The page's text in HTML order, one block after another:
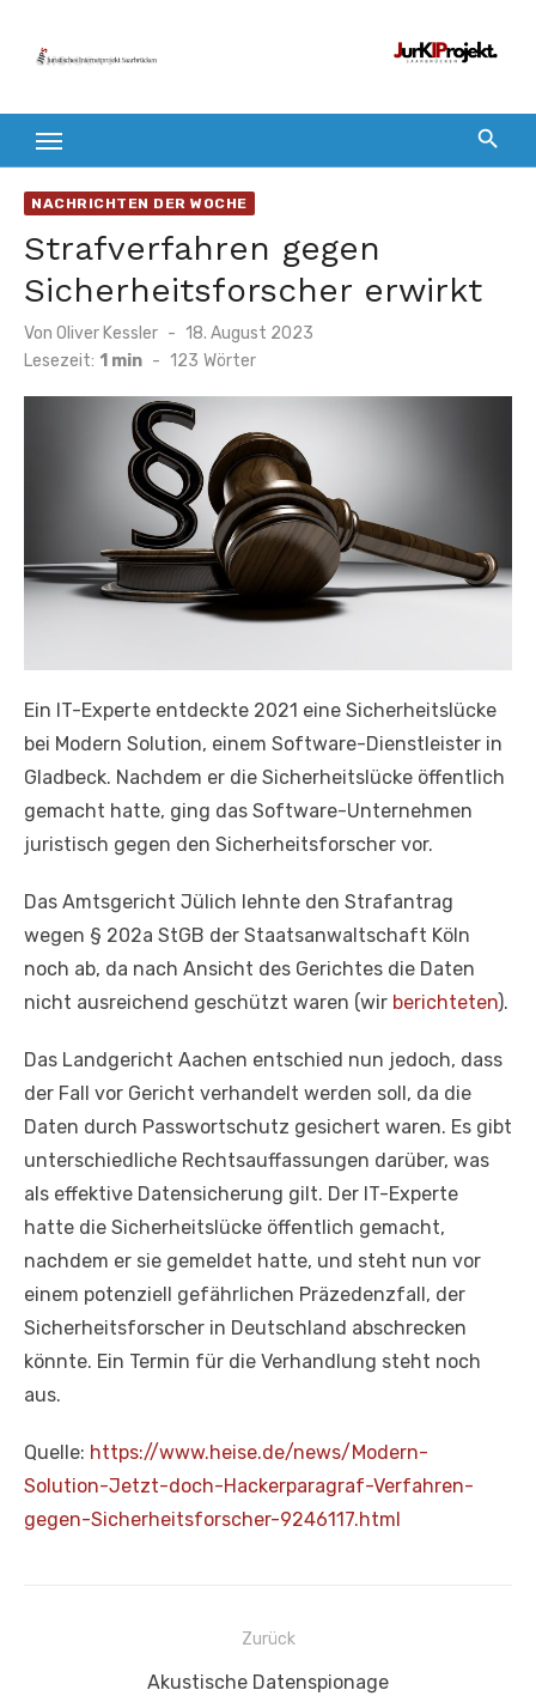
Inhalt
NACHRICHTEN DER WOCHE
Strafverfahren gegen
Sicherheitsforscher erwirkt
Von Oliver Kessler
Veröffentlicht
am
18. August 2023
Lesezeit: 1 min - 123 Wörter
Ein IT-Experte entdeckte 2021 eine Sicherheitslücke
bei Modern Solution, einem Software-Dienstleister in
Gladbeck. Nachdem er die Sicherheitslücke öffentlich
gemacht hatte, ging das Software-Unternehmen
juristisch gegen den Sicherheitsforscher vor.
Das Amtsgericht Jülich lehnte den Strafantrag
wegen § 202a StGB der Staatsanwaltschaft Köln
noch ab, da nach Ansicht des Gerichtes die Daten
nicht ausreichend geschützt waren (wir berichteten).
Das Landgericht Aachen entschied nun jedoch, dass
der Fall vor Gericht verhandelt werden soll, da die
Daten durch Passwortschutz gesichert waren. Es gibt
unterschiedliche Rechtsauffassungen darüber, was
als effektive Datensicherung gilt. Der IT-Experte
hatte die Sicherheitslücke öffentlich gemacht,
nachdem er sie gemeldet hatte, und steht nun vor
einem potenziell gefährlichen Präzedenzfall, der
Sicherheitsforscher in Deutschland abschrecken
könnte. Ein Termin für die Verhandlung steht noch
aus.
Quelle: https://www.heise.de/news/Modern-
Solution-Jetzt-doch-Hackerparagraf-Verfahren-
gegen-Sicherheitsforscher-9246117.html
Beitragsnavigation
Zurück
Vorheriger
Akustische Datenspionage